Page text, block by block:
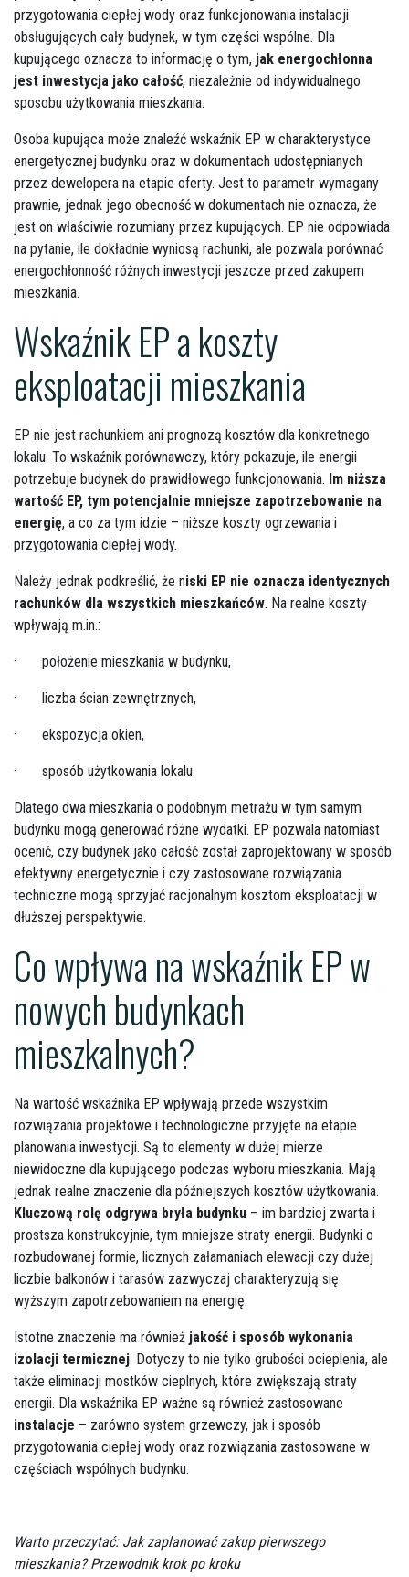
przygotowania ciepłej wody oraz funkcjonowania instalacji
obsługujących cały budynek, w tym części wspólne. Dla
kupującego oznacza to informację o tym, jak energochłonna
jest inwestycja jako całość, niezależnie od indywidualnego
sposobu użytkowania mieszkania.
Osoba kupująca może znaleźć wskaźnik EP w charakterystyce
energetycznej budynku oraz w dokumentach udostępnianych
przez dewelopera na etapie oferty. Jest to parametr wymagany
prawnie, jednak jego obecność w dokumentach nie oznacza, że
jest on właściwie rozumiany przez kupujących. EP nie odpowiada
na pytanie, ile dokładnie wyniosą rachunki, ale pozwala porównać
energochłonność różnych inwestycji jeszcze przed zakupem
mieszkania.
Wskaźnik EP a koszty
eksploatacji mieszkania
EP nie jest rachunkiem ani prognozą kosztów dla konkretnego
lokalu. To wskaźnik porównawczy, który pokazuje, ile energii
potrzebuje budynek do prawidłowego funkcjonowania. Im niższa
wartość EP, tym potencjalnie mniejsze zapotrzebowanie na
energię, a co za tym idzie – niższe koszty ogrzewania i
przygotowania ciepłej wody.
Należy jednak podkreślić, że niski EP nie oznacza identycznych
rachunków dla wszystkich mieszkańców. Na realne koszty
wpływają m.in.:
· położenie mieszkania w budynku,
· liczba ścian zewnętrznych,
· ekspozycja okien,
· sposób użytkowania lokalu.
Dlatego dwa mieszkania o podobnym metrażu w tym samym
budynku mogą generować różne wydatki. EP pozwala natomiast
ocenić, czy budynek jako całość został zaprojektowany w sposób
efektywny energetycznie i czy zastosowane rozwiązania
techniczne mogą sprzyjać racjonalnym kosztom eksploatacji w
dłuższej perspektywie.
Co wpływa na wskaźnik EP w
nowych budynkach
mieszkalnych?
Na wartość wskaźnika EP wpływają przede wszystkim
rozwiązania projektowe i technologiczne przyjęte na etapie
planowania inwestycji. Są to elementy w dużej mierze
niewidoczne dla kupującego podczas wyboru mieszkania. Mają
jednak realne znaczenie dla późniejszych kosztów użytkowania.
Kluczową rolę odgrywa bryła budynku – im bardziej zwarta i
prostsza konstrukcyjnie, tym mniejsze straty energii. Budynki o
rozbudowanej formie, licznych załamaniach elewacji czy dużej
liczbie balkonów i tarasów zazwyczaj charakteryzują się
wyższym zapotrzebowaniem na energię.
Istotne znaczenie ma również jakość i sposób wykonania
izolacji termicznej. Dotyczy to nie tylko grubości ocieplenia, ale
także eliminacji mostków cieplnych, które zwiększają straty
energii. Dla wskaźnika EP ważne są również zastosowane
instalacje – zarówno system grzewczy, jak i sposób
przygotowania ciepłej wody oraz rozwiązania zastosowane w
częściach wspólnych budynku.
Warto przeczytać: Jak zaplanować zakup pierwszego
mieszkania? Przewodnik krok po kroku